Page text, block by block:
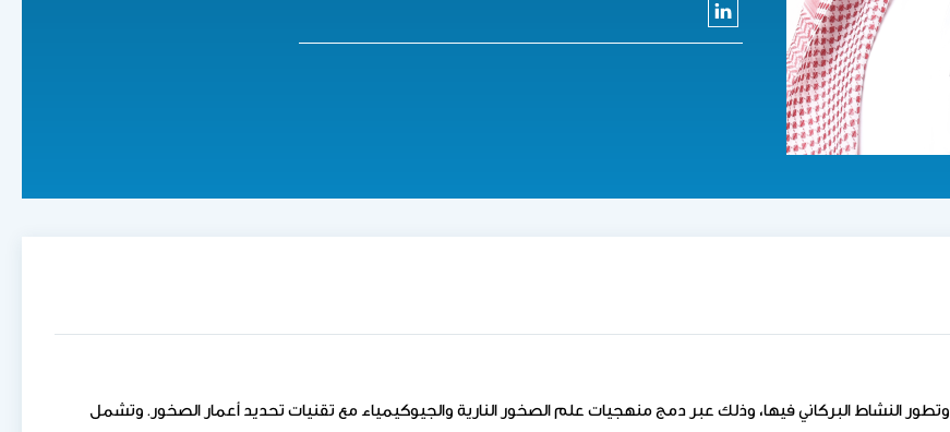
النشاط البركاني فيها، وذلك عبر دمج منهجيات علم الصخور النارية والجيوكيمياء مع تقنيات تحديد أعمار الصخور. وتشمل